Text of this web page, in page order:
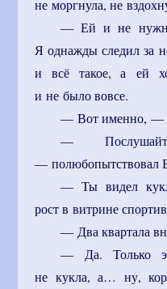
не моргнула, не
— Ей и не
Я однажды следил за
и всё такое, а ей
и не было вовсе.
— Вот именно, —
—
— полюбопытствовал
— Ты видел
рост в витрине
— Два квартала
— Да. Только
не кукла, а… ну,